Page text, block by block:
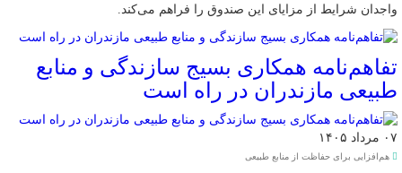
واجدان شرایط از مزایای این صندوق را فراهم می‌کند.
تفاهم‌نامه همکاری بسیج سازندگی و منابع
طبیعی مازندران در راه است
۰۷ مرداد ۱۴۰۵
هم‌افزایی برای حفاظت از منابع طبیعی